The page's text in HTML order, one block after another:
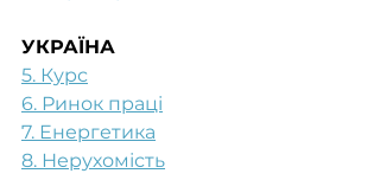
УКРАЇНА
5. Курс
6. Ринок праці
7. Енергетика
8. Нерухомість